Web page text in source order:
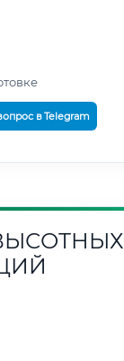
в Telegram